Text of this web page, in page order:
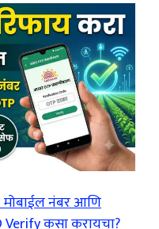
मोबाईल नंबर आणि
कसा करायचा?